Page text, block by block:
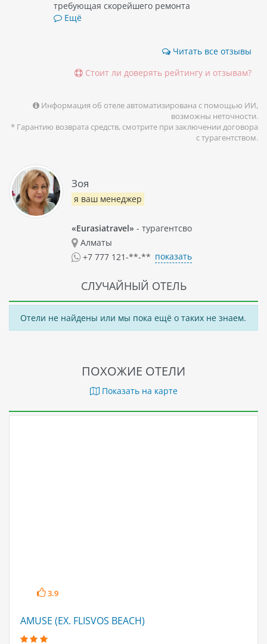
требующая скорейшего ремонта
Ещё
Читать все отзывы
Стоит ли доверять рейтингу и отзывам?
Информация об отеле автоматизирована с помощью ИИ,
возможны неточности.
* Гарантию возврата средств, смотрите при заключении договора
с турагентством.
Зоя
я ваш менеджер
«Eurasiatravel» - турагентсво
Алматы
+7 777 121-**-** показать
СЛУЧАЙНЫЙ ОТЕЛЬ
Отели не найдены или мы пока ещё о таких не знаем.
ПОХОЖИЕ ОТЕЛИ
Показать на карте
3.9
AMUSE (EX. FLISVOS BEACH)